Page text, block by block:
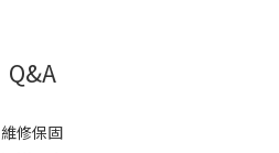
Q&A
維修保固